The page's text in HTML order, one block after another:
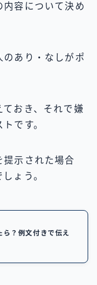
容について決め
のあり・なしがポ
おき、それで嫌
です。
提示された場合
ょう。
？例文付きで伝え